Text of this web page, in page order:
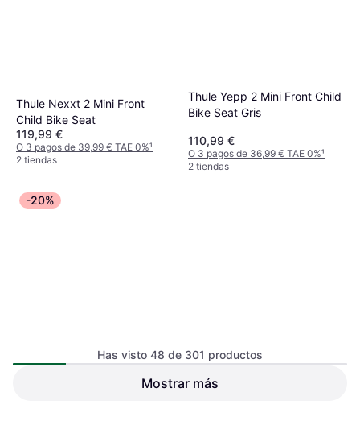
Thule Nexxt 2 Mini Front
Child Bike Seat
119,99 €
O 3 pagos de 39,99 € TAE 0%¹
2 tiendas
Thule Yepp 2 Mini Front Child
Bike Seat Gris
110,99 €
O 3 pagos de 36,99 € TAE 0%¹
2 tiendas
-20%
Thule Yepp Nexxt 2 Mini
Has visto 48 de 301 productos
Mostrar más